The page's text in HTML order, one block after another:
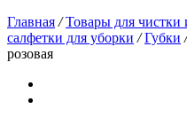
Главная / Товары для чистки
салфетки для уборки / Губки /
розовая